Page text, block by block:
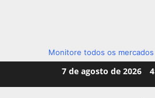
Monitore todos os
7 de agosto de 2026